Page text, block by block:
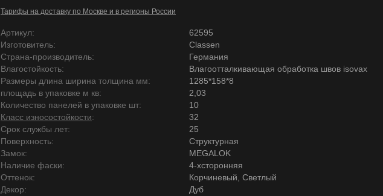
Тарифы на доставку по Москве и в регионы России
Артикул:
62595
Изготовитель:
Classen
Страна-производитель:
Германия
Влагостойкость:
Влагоотталкивающая обработка швов isovax
Размеры длина ширина толщина мм:
1285*158*8
площадь в упаковке м кв:
2,03
Количество панелей в упаковке шт:
10
Класс износостойкости:
32
Срок службы лет:
25
Поверхность:
Структурная
Замок:
MEGALOK
Наличие фаски:
4-хсторонняя
Оттенок:
Корчиневый, Светлый
Декор:
Дуб